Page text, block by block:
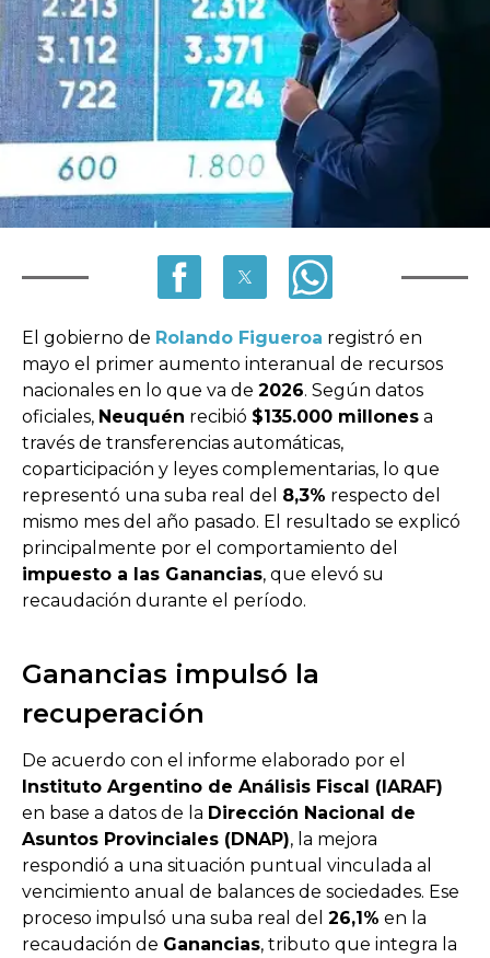
El gobierno de Rolando Figueroa registró en
mayo el primer aumento interanual de recursos
nacionales en lo que va de 2026. Según datos
oficiales, Neuquén recibió $135.000 millones a
través de transferencias automáticas,
coparticipación y leyes complementarias, lo que
representó una suba real del 8,3% respecto del
mismo mes del año pasado. El resultado se explicó
principalmente por el comportamiento del
impuesto a las Ganancias, que elevó su
recaudación durante el período.
Ganancias impulsó la
recuperación
De acuerdo con el informe elaborado por el
Instituto Argentino de Análisis Fiscal (IARAF)
en base a datos de la Dirección Nacional de
Asuntos Provinciales (DNAP), la mejora
respondió a una situación puntual vinculada al
vencimiento anual de balances de sociedades. Ese
proceso impulsó una suba real del 26,1% en la
recaudación de Ganancias, tributo que integra la